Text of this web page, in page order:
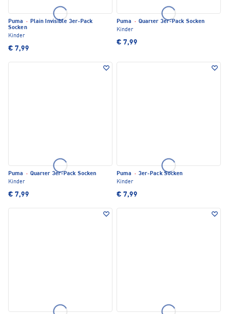
Puma · Plain Invisible 3er-Pack
Socken
Kinder
€ 7,99
Puma · Quarter 3er-Pack Socken
Kinder
€ 7,99
Puma · Quarter 3er-Pack Socken
Kinder
€ 7,99
Puma · 3er-Pack Socken
Kinder
€ 7,99